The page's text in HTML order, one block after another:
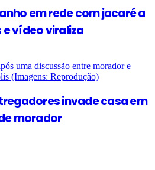
em rede com jacaré a
vídeo viraliza
invade casa em
morador